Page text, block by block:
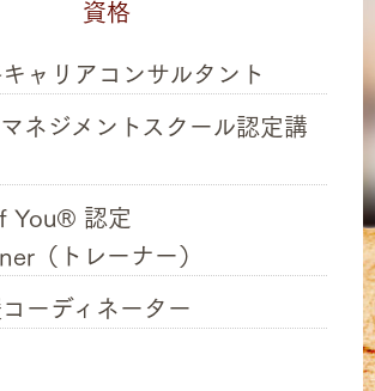
資格
ャリアコンサルタント
ネジメントスクール認定講
You® 認定
（トレーナー）
ーディネーター